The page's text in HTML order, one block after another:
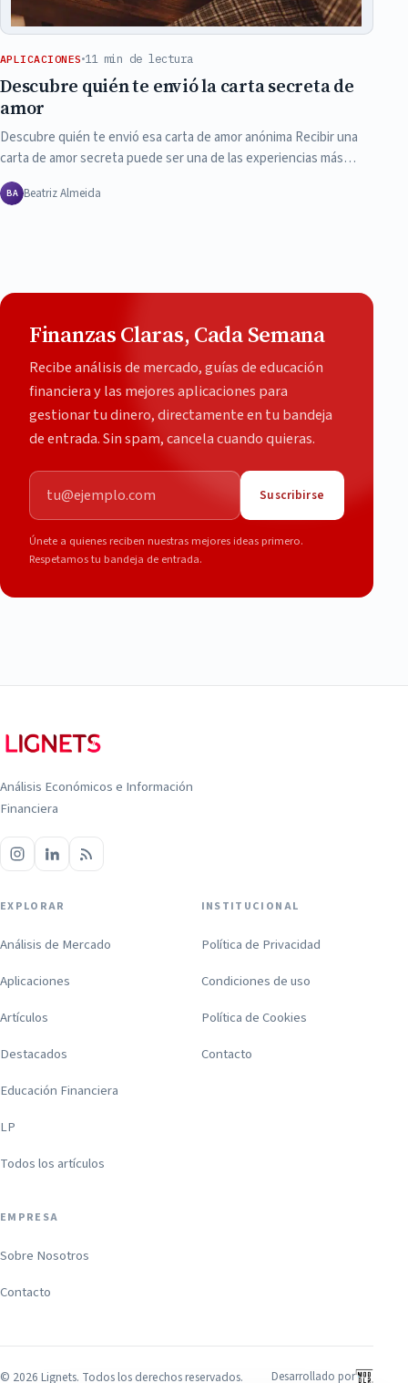
APLICACIONES 11 min de lectura
Descubre quién te envió la carta secreta de
amor
Descubre quién te envió esa carta de amor anónima Recibir una
carta de amor secreta puede ser una de las experiencias más…
BA Beatriz Almeida
Finanzas Claras, Cada Semana
Recibe análisis de mercado, guías de educación
financiera y las mejores aplicaciones para
gestionar tu dinero, directamente en tu bandeja
de entrada. Sin spam, cancela cuando quieras.
Correo electrónico
Suscribirse
Únete a quienes reciben nuestras mejores ideas primero.
Respetamos tu bandeja de entrada.
Análisis Económicos e Información
Financiera
EXPLORAR
Análisis de Mercado
Aplicaciones
Artículos
Destacados
Educación Financiera
LP
Todos los artículos
INSTITUCIONAL
Política de Privacidad
Condiciones de uso
Política de Cookies
Contacto
EMPRESA
Sobre Nosotros
Contacto
© 2026 Lignets. Todos los derechos reservados. Desarrollado por